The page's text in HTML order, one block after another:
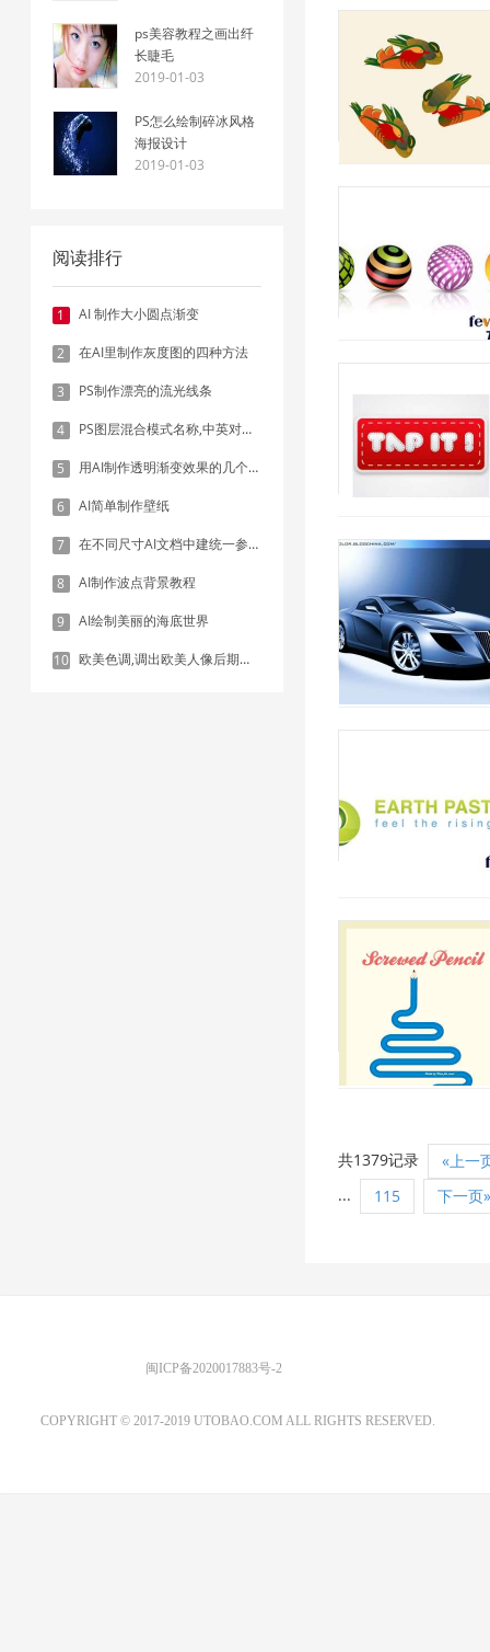
ps美容教程之画出纤
长睫毛
2019-01-03
PS怎么绘制碎冰风格
海报设计
2019-01-03
阅读排行
1 AI 制作大小圆点渐变
2 在AI里制作灰度图的四种方法
3 PS制作漂亮的流光线条
4 PS图层混合模式名称,中英对照表
5 用AI制作透明渐变效果的几个方法
6 AI简单制作壁纸
7 在不同尺寸AI文档中建统一参考线 - 方法1：对齐和分布
8 AI制作波点背景教程
9 AI绘制美丽的海底世界
10 欧美色调,调出欧美人像后期色调实例
共1379记录
«上一
...
115 下一页»
闽ICP备2020017883号-2
COPYRIGHT © 2017-2019 UTOBAO.COM ALL RIGHTS RESERVED.